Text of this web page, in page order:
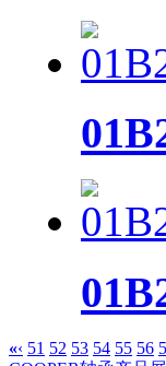
«‹ 51 52 53 54 55 56